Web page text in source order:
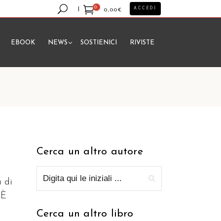
0
0,00€
prodotto nel carrello.
ACCEDI
EBOOK NEWS SOSTIENICI RIVISTE
di
Cerca un altro autore
Cerca un altro libro